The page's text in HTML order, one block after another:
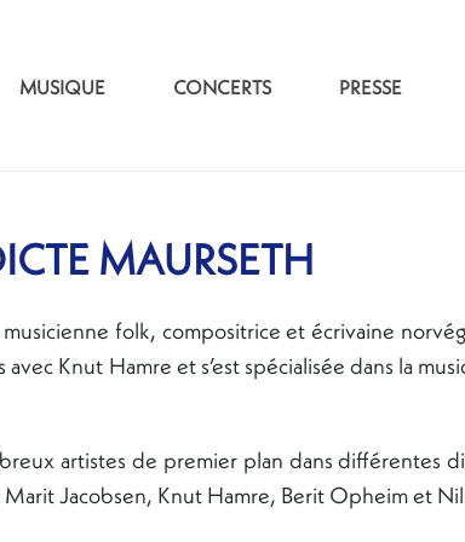
MUSIQUE CONCERTS PRESSE
MAURSETH
folk, compositrice et écrivaine
Knut Hamre et s’est spécialisée dans la
artistes de premier plan dans différentes
Jacobsen, Knut Hamre, Berit Opheim et